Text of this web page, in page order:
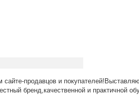
сайте-продавцов и
бренд,качественной и практичной